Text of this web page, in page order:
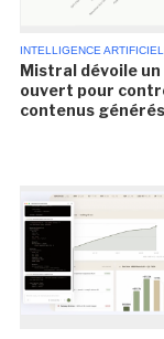
INTELLIGENCE
Mistral dévoile
ouvert pour
contenus